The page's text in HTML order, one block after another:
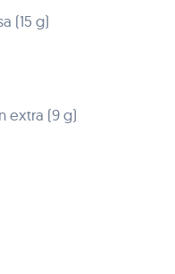
(15 g)
extra (9 g)